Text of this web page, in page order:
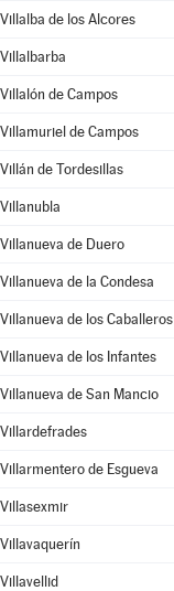
Villalba de los Alcores
Villalbarba
Villalón de Campos
Villamuriel de Campos
Villán de Tordesillas
Villanubla
Villanueva de Duero
Villanueva de la Condesa
Villanueva de los Caballeros
Villanueva de los Infantes
Villanueva de San Mancio
Villardefrades
Villarmentero de Esgueva
Villasexmir
Villavaquerín
Villavellid